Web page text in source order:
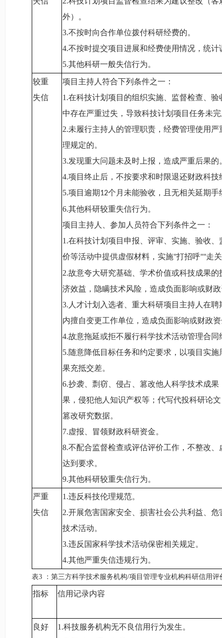
外）。
3.不按时向合作单位拨付科研经费的。
4.不按时提交项目进展和经费使用情况，统计
5.其他科研一般失信行为。
较重
失信
项目主持人符合下列条件之一：
1.在科技计划项目的组织实施、监督检查、验
中存在严重过失，导致科技计划项目任务未
2.未履行主持人的管理职责，经费管理使用严
理规定的。
3.发现重大问题未及时上报，造成严重后果的
4.项目终止后，不按要求和时限退还财政科技
5.项目逾期12个月未能验收，且无相关延期手
6.其他科研较重失信行为。
项目主持人、参加人员符合下列条件之一：
1.在科技计划项目申报、评审、实施、验收、
价等活动中提供虚假材料，实施"打招呼""走
2.故意夸大研究基础、学术价值或科技成果的
济效益，隐瞒技术风险，造成负面影响或财
3. 人才计划入选者、重大科研项目主持人在
内擅自变更工作单位，造成负面影响或财政
4.故意拖延或拒不履行科学技术活动管理合同
5.随意降低目标任务和约定要求，以项目实
果充抵交差。
6.抄袭、剽窃、侵占、篡改他人科学技术成果
果，侵犯他人知识产权等；代写代投科研论
篡改研究数据。
7.虚报、冒领财政科研资金。
8.不配合监督检查或评估评价工作，不整改、
达到要求。
9.其他科研较重失信行为。
严重
失信
1.违反科技伦理规范。
2.开展危害国家安全、损害社会公共利益、危
技术活动。
3.违反国家科学技术活动保密相关规定。
4.其他严重失信违规行为。
表3 ： 第三方科学技术服务机构/项目管理专业机构科研信用评
指标 信用记录内容
良好
1.科技服务机构无不良信用行为发生。